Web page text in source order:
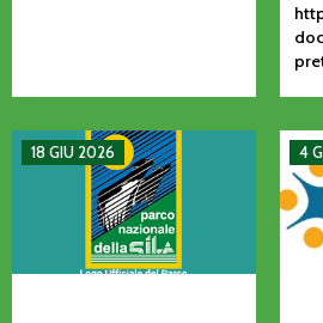
18 GIU 2026
MANIFESTAZIONE DI INTERESSE4
La